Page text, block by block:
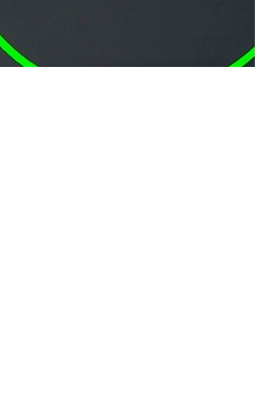
η πυρκαγιά στα Αχλάδια -
δυνάμεις
γιορτάζουν σήμερα 8
το Σάββατο
Δεν δεχόμαστε τελεσίγραφα